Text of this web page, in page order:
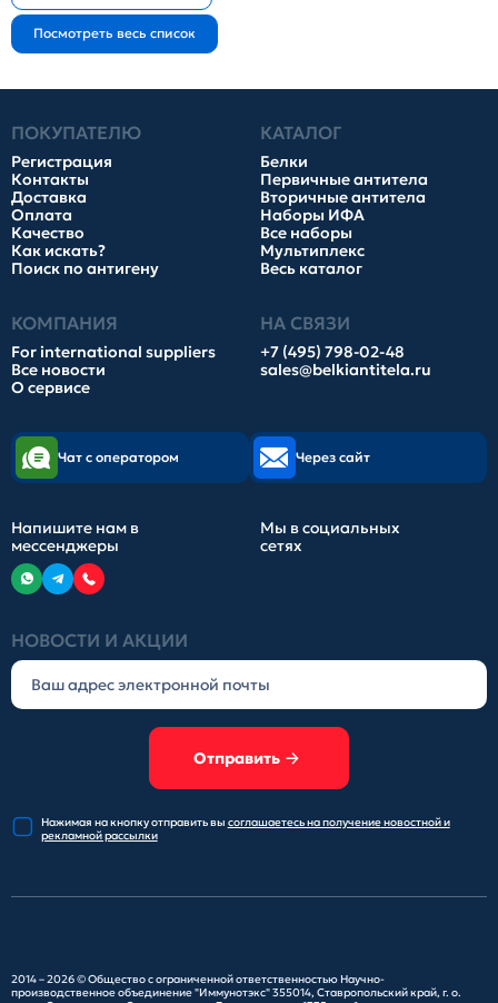
ПОКУПАТЕЛЮ
Регистрация
Контакты
Доставка
Оплата
Качество
Как искать?
Поиск по антигену
КАТАЛОГ
Белки
Первичные антитела
Вторичные антитела
Наборы ИФА
Все наборы
Мультиплекс
Весь каталог
КОМПАНИЯ
For international suppliers
Все новости
О сервисе
НА СВЯЗИ
+7 (495) 798-02-48
sales@belkiantitela.ru
НОВОСТИ И АКЦИИ
Отправить
Нажимая на кнопку отправитьвы соглашаетесь на получениеновостной и
рекламной рассылки
Чат с оператором Через сайт
Напишите нам в
мессенджеры
Мы в социальных
сетях
2014 – 2026 ©Общество с ограниченной ответственностью Научно-
производственное объединение "Иммунотэкс"355014, Ставропольский край, г. о.